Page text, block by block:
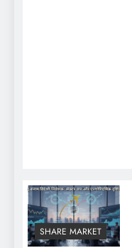
SHARE MARKET